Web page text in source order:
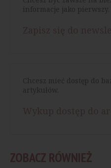
informacje jako pierwszy.
Chcesz mieć dostęp do
artykułów.
ZOBACZ RÓWNIEŻ